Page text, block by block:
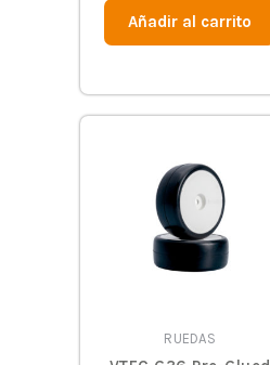
de
Añadir al carrito
RUEDAS